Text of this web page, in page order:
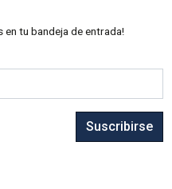
tu bandeja de entrada!
Suscribirse